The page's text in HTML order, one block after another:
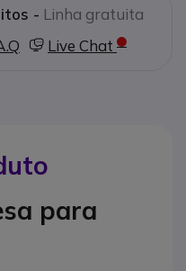
- Linha gratuita
Live Chat
para